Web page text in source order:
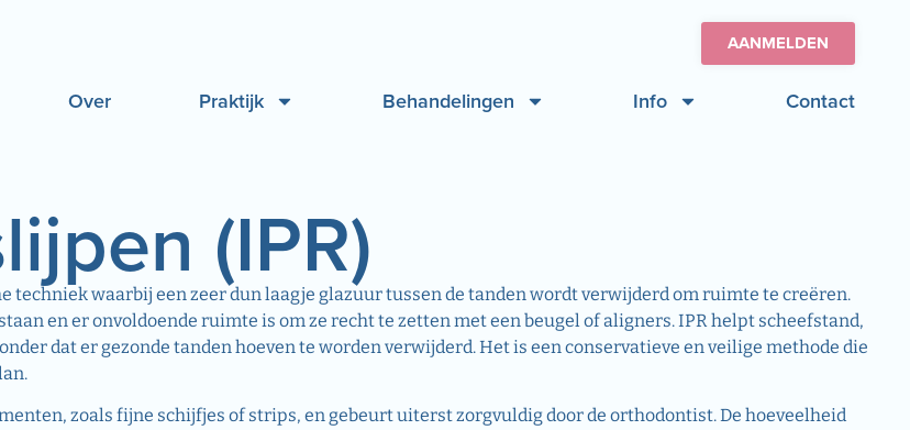
AANMELDEN
Over Praktijk Behandelingen Info Contact
(IPR)
waarbij een zeer dun laagje glazuur tussen de tanden wordt verwijderd om ruimte te creëren.
en er onvoldoende ruimte is om ze recht te zetten met een beugel of aligners. IPR helpt scheefstand,
dat er gezonde tanden hoeven te worden verwijderd. Het is een conservatieve en veilige methode die
zoals fijne schijfjes of strips, en gebeurt uiterst zorgvuldig door de orthodontist. De hoeveelheid